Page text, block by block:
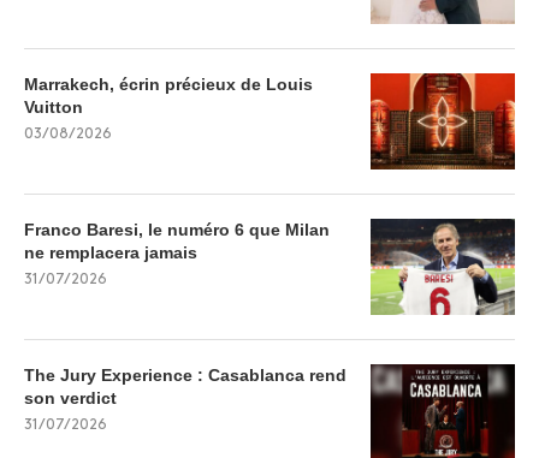
Marrakech, écrin précieux de Louis
Vuitton
03/08/2026
Franco Baresi, le numéro 6 que Milan
ne remplacera jamais
31/07/2026
The Jury Experience : Casablanca rend
son verdict
31/07/2026